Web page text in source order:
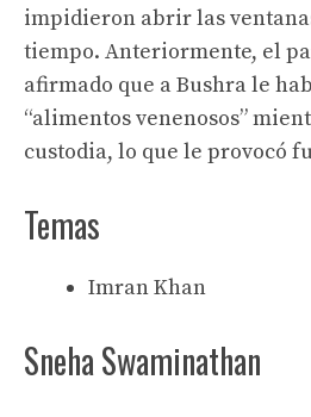
impidieron abrir las
tiempo. Anteriormente, el
afirmado que a Bushra le
“alimentos venenosos”
custodia, lo que le provocó
Temas
Imran Khan
Sneha Swaminathan